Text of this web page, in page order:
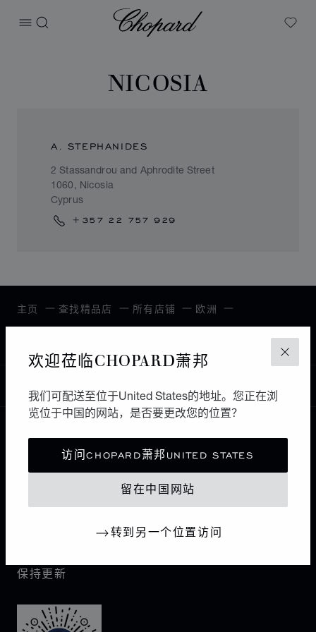
关闭
欢迎莅临CHOPARD萧邦
我们可配送至位于United States的地址。您正在浏
览位于中国的网站，是否要更改您的位置？
访问CHOPARD萧邦UNITED STATES
留在中国网站
转到另一个位置访问
打开菜单
搜索
Chopard
My
NICOSIA
A. STEPHANIDES
2 Stassandrou and Aphrodite Street
1060, Nicosia
Cyprus
+357 22 757 929
主页 查找精品店 所有店铺 欧洲
本地化（更改国家/地区）
更改国家/地区
联系我们
保持更新